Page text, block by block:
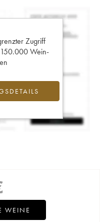
Zugriff
150.000 Wein-
WEINE